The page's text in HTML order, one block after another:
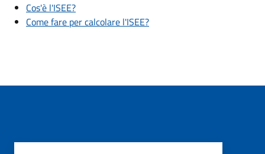
Cos'è l'ISEE?
Come fare per calcolare l'ISEE?